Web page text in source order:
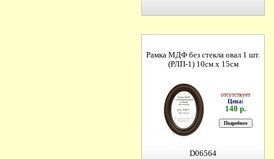
Рамка МДФ без стекла овал 1 шт.
(РЛП-1) 10см х 15см
отсутствует
Цена:
140 р.
D06564